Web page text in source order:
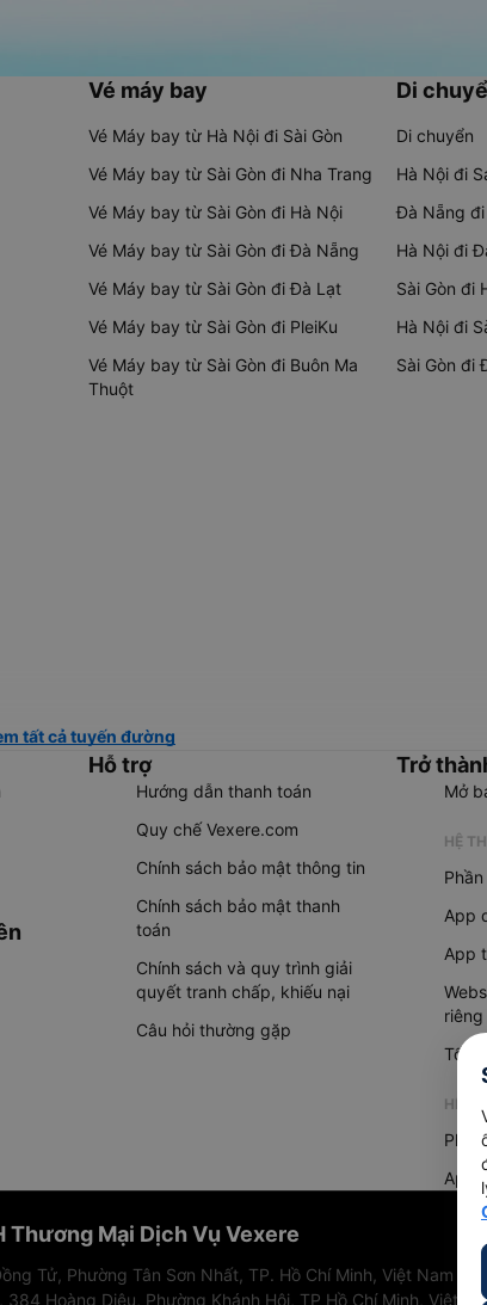
Vé máy bay
Vé Máy bay từ Hà Nội đi Sài Gòn
Vé Máy bay từ Sài Gòn đi Nha Trang
Vé Máy bay từ Sài Gòn đi Hà Nội
Vé Máy bay từ Sài Gòn đi Đà Nẵng
Vé Máy bay từ Sài Gòn đi Đà Lạt
Vé Máy bay từ Sài Gòn đi PleiKu
Vé Máy bay từ Sài Gòn đi Buôn Ma
Thuột
Di
Di chuyển
Hà Nội đi
Đà Nẵng đi
Hà Nội đi
Sài Gòn đi
Hà Nội đi
Sài Gòn đi
tất cả tuyến đường
Hỗ trợ
Hướng dẫn thanh toán
Quy chế Vexere.com
Chính sách bảo mật thông tin
Chính sách bảo mật thanh
toán
Chính sách và quy trình giải
quyết tranh chấp, khiếu nại
Câu hỏi thường gặp
Trở
Mở
HỆ
App
App
Tổng
HỆ
App
Thương Mại Dịch Vụ Vexere
Tử, Phường Tân Sơn Nhất, TP. Hồ Chí Minh, Việt Nam
Hoàng Diệu, Phường Khánh Hội, TP Hồ Chí Minh, Việt